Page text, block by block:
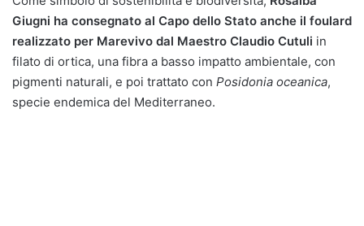
Giugni ha consegnato al Capo dello Stato anche il foulard
realizzato per Marevivo dal Maestro Claudio Cutuli in
filato di ortica, una fibra a basso impatto ambientale, con
pigmenti naturali, e poi trattato con Posidonia oceanica,
specie endemica del Mediterraneo.